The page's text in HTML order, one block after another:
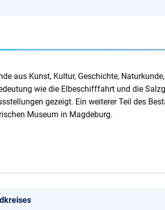
aus Kunst, Kultur, Geschichte,
wie die Elbeschifffahrt und die
gezeigt. Ein weiterer Teil des
Museum in Magdeburg.